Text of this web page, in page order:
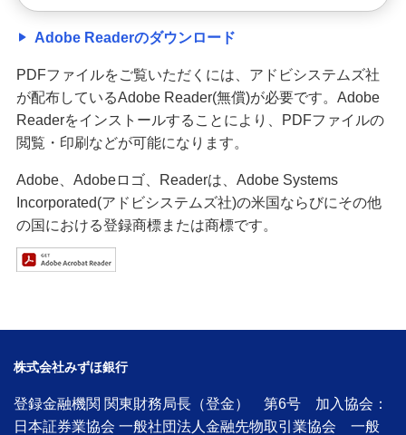
Adobe Readerのダウンロード
PDFファイルをご覧いただくには、アドビシステムズ社
が配布しているAdobe Reader(無償)が必要です。Adobe
Readerをインストールすることにより、PDFファイルの
閲覧・印刷などが可能になります。
Adobe、Adobeロゴ、Readerは、Adobe Systems
Incorporated(アドビシステムズ社)の米国ならびにその他
の国における登録商標または商標です。
株式会社みずほ銀行
登録金融機関 関東財務局長（登金） 第6号 加入協会：
日本証券業協会 一般社団法人金融先物取引業協会 一般